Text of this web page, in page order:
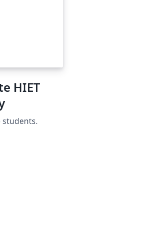
HIET
students.